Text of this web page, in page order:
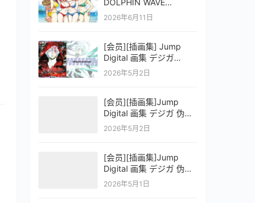
DOLPHIN WAVE
OFFICIAL VISUAL
2026年6月11日
[会员][插画集] Jump
Digital 画集 デジガ
D.Gray-man
2026年5月2日
[会员][插画集]Jump
Digital 画集 デジガ 伪恋
ニセコイ 3
2026年5月2日
[会员][插画集]Jump
Digital 画集 デジガ 伪恋
ニセコイ 2
2026年5月1日